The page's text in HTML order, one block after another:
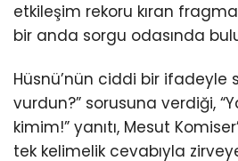
etkileşim rekoru kıran
bir anda sorgu odasında
Hüsnü’nün ciddi bir ifadeyle
vurdun?” sorusuna verdiği,
kimim!” yanıtı, Mesut
tek kelimelik cevabıyla